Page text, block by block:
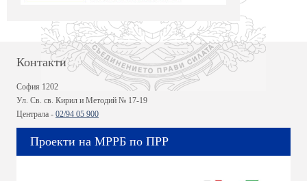
Контакти
София 1202
Ул. Св. св. Кирил и Методий № 17-19
Централа - 02/94 05 900
Проекти на МРРБ по ПРР